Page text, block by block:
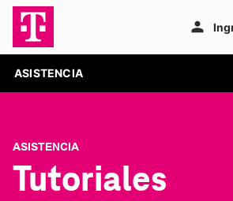
ASISTENCIA
ASISTENCIA
Tutoriales